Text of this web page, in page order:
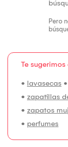
Pero
Te
• lavasecas •
• zapatillas
• zapatos
• perfumes